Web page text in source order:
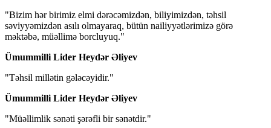
"Bizim hər birimiz elmi dərəcəmizdən, biliyimizdən, təhsil
səviyyəmizdən asılı olmayaraq, bütün nailiyyətlərimizə görə
məktəbə, müəllimə borcluyuq."
Ümummilli Lider Heydər Əliyev
"Təhsil millətin gələcəyidir."
Ümummilli Lider Heydər Əliyev
"Müəllimlik sənəti şərəfli bir sənətdir."